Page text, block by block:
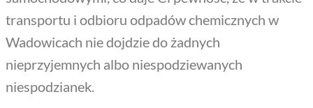
transportu i odbioru odpadów chemicznych w
Wadowicach nie dojdzie do żadnych
nieprzyjemnych albo niespodziewanych
niespodzianek.